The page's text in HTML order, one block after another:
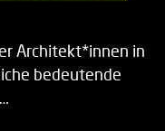
Architekt*innen in
bedeutende